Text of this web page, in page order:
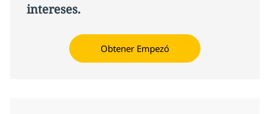
intereses.
Obtener Empezó